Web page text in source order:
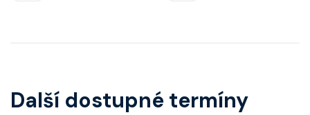
Další dostupné termíny